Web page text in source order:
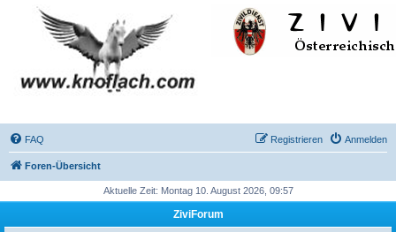
FAQ Anmelden
Registrieren
Foren-Übersicht
Aktuelle Zeit: Montag 10. August 2026, 09:57
ZiviForum